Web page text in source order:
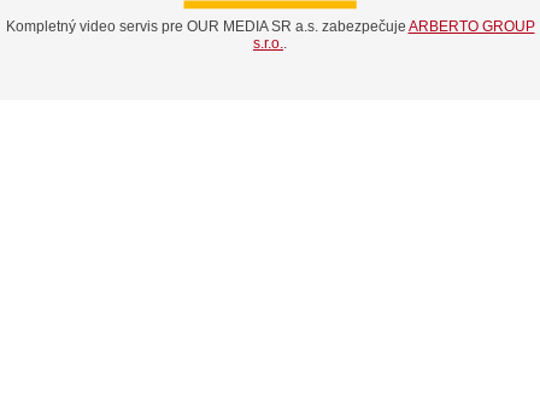
Kompletný video servis pre OUR MEDIA SR a.s. zabezpečuje ARBERTO GROUP
s.r.o.